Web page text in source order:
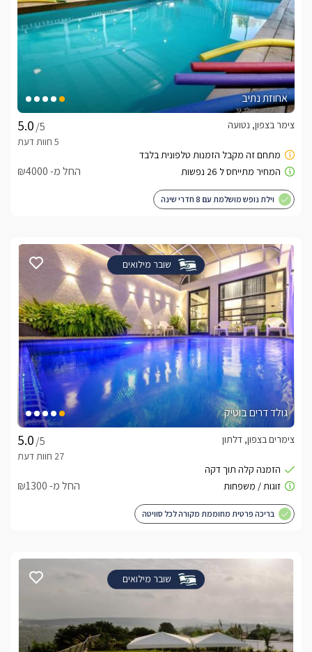
אחוזת נתיב
/5
צימר בצפון, נטועה
החל מ- ₪4000
וילת נופש מושלמת עם 8 חדרי שינה
שובר מילואים
גולד דרים בוטיק
/5
צימרים בצפון, דלתון
החל מ- ₪1300
בריכה פרטית מחוממת מקורה לכל סוויטה
שובר מילואים